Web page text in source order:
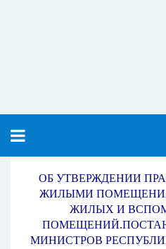
ОБ УТВЕРЖДЕНИИ
ЖИЛЫМИ
ЖИЛЫХ И
МИНИСТРОВ